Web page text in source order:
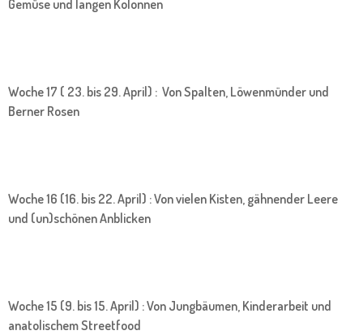
Gemüse und langen Kolonnen
Woche 17 ( 23. bis 29. April) : Von Spalten, Löwenmünder und
Berner Rosen
Woche 16 (16. bis 22. April) : Von vielen Kisten, gähnender Leere
und (un)schönen Anblicken
Woche 15 (9. bis 15. April) : Von Jungbäumen, Kinderarbeit und
anatolischem Streetfood